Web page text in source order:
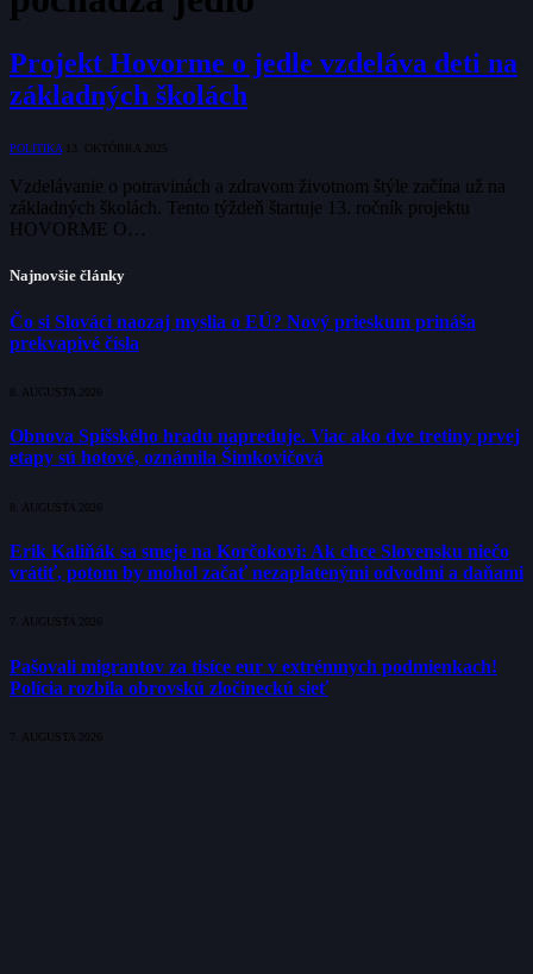
Projekt Hovorme o jedle vzdeláva deti na
základných školách
POLITIKA 13. OKTÓBRA 2025
Vzdelávanie o potravinách a zdravom životnom štýle začína už na
základných školách. Tento týždeň štartuje 13. ročník projektu
HOVORME O…
Najnovšie články
Čo si Slováci naozaj myslia o EÚ? Nový prieskum prináša
prekvapivé čísla
8. AUGUSTA 2026
Obnova Spišského hradu napreduje. Viac ako dve tretiny prvej
etapy sú hotové, oznámila Šimkovičová
8. AUGUSTA 2026
Erik Kaliňák sa smeje na Korčokovi: Ak chce Slovensku niečo
vrátiť, potom by mohol začať nezaplatenými odvodmi a daňami
7. AUGUSTA 2026
Pašovali migrantov za tisíce eur v extrémnych podmienkach!
Polícia rozbila obrovskú zločineckú sieť
7. AUGUSTA 2026